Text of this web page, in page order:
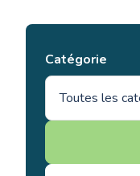
Catégorie